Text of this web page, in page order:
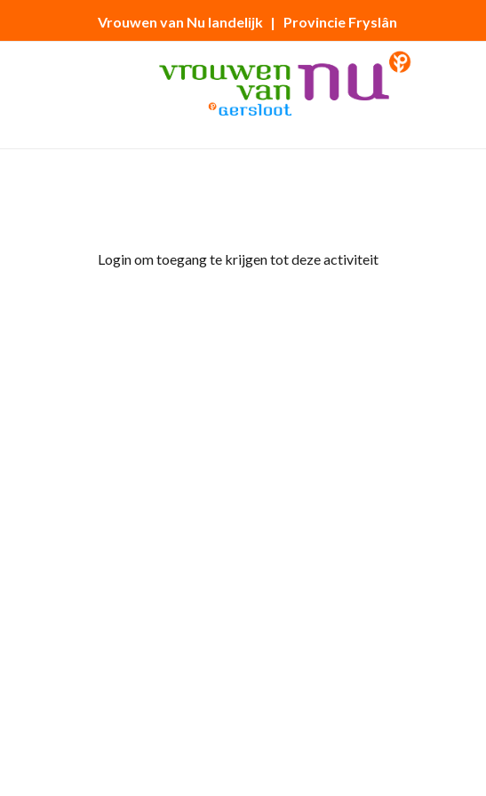
Vrouwen van Nu landelijk | Provincie Fryslân
Login om toegang te krijgen tot deze activiteit